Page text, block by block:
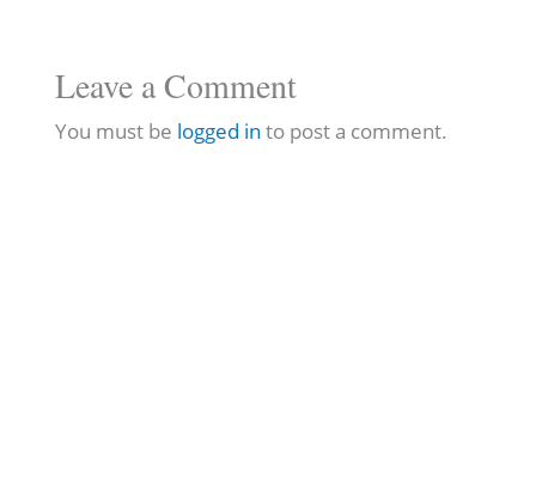
Leave a Comment
You must be logged in to post a comment.